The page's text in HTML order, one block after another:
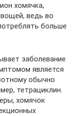
хомячка,
ведь во
больше
заболевание
является
обычно
тетрациклин.
хомячок